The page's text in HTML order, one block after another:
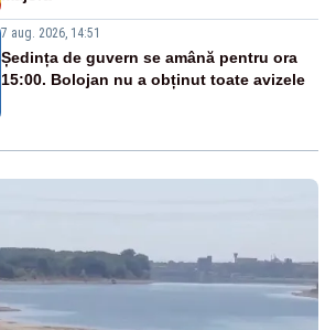
7 aug. 2026, 14:51
Ședința de guvern se amână pentru ora
15:00. Bolojan nu a obținut toate avizele